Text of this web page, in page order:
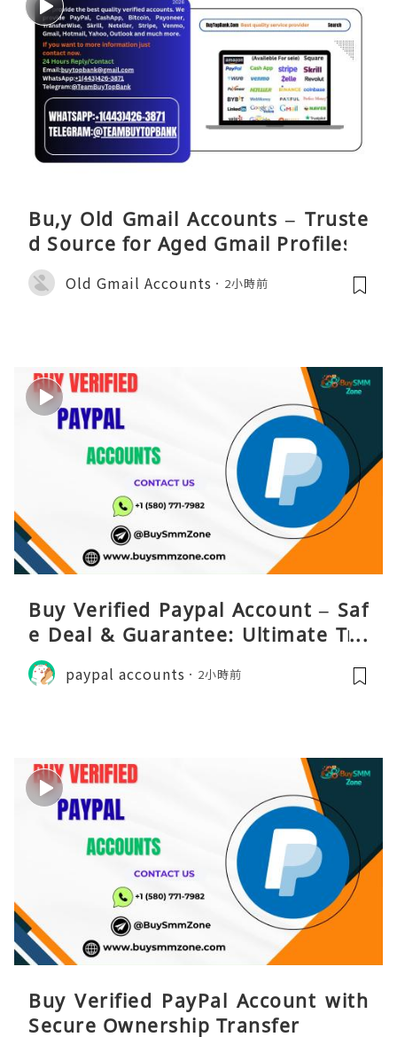
Bu,y Old Gmail Accounts – Truste
d Source for Aged Gmail Profiles
Old Gmail Accounts 2小時前
Buy Verified Paypal Account – Saf
e Deal & Guarantee: Ultimate Tru
st
paypal accounts 2小時前
Buy Verified PayPal Account with
Secure Ownership Transfer